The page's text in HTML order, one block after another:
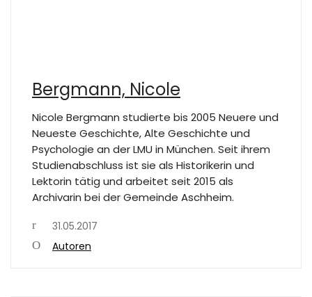
Bergmann, Nicole
Nicole Bergmann studierte bis 2005 Neuere und
Neueste Geschichte, Alte Geschichte und
Psychologie an der LMU in München. Seit ihrem
Studienabschluss ist sie als Historikerin und
Lektorin tätig und arbeitet seit 2015 als
Archivarin bei der Gemeinde Aschheim.
31.05.2017
Autoren